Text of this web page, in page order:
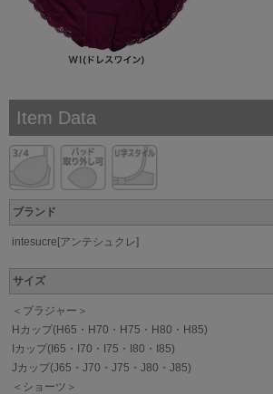
Item Data
ブランド
intesucre[アンテシュクレ]
サイズ
＜ブラジャー＞
Hカップ(H65・H70・H75・H80・H85)
Iカップ(I65・I70・I75・I80・I85)
Jカップ(J65・J70・J75・J80・J85)
＜ショーツ＞